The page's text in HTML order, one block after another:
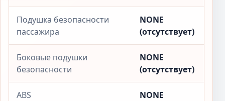
Подушка безопасности
пассажира
NONE
(отсутствует)
Боковые подушки
безопасности
NONE
(отсутствует)
ABS
NONE